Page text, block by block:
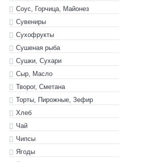
Соус, Горчица, Майонез
Сувениры
Сухофрукты
Сушеная рыба
Сушки, Сухари
Сыр, Масло
Творог, Сметана
Торты, Пирожные, Зефир
Хлеб
Чай
Чипсы
Ягоды